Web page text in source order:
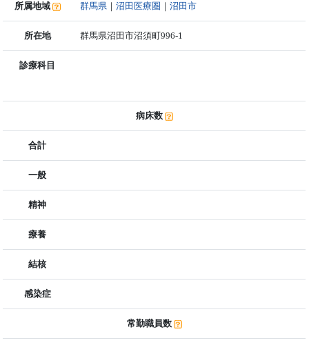
所属地域 群馬県 ｜沼田医療圏 ｜沼田市
所在地 群馬県沼田市沼須町996-1
診療科目
病床数
合計
一般
精神
療養
結核
感染症
常勤職員数